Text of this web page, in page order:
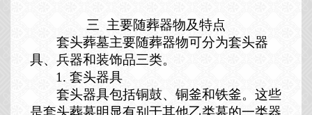
三
主要随葬器物及特点
套头葬墓主要随葬器物可分为套头器
具、兵器和装饰品三类。
1. 套头器具
套头器具包括铜鼓、铜釜和铁釜。这些
是套头葬墓明显有别于其他乙类墓的一类器